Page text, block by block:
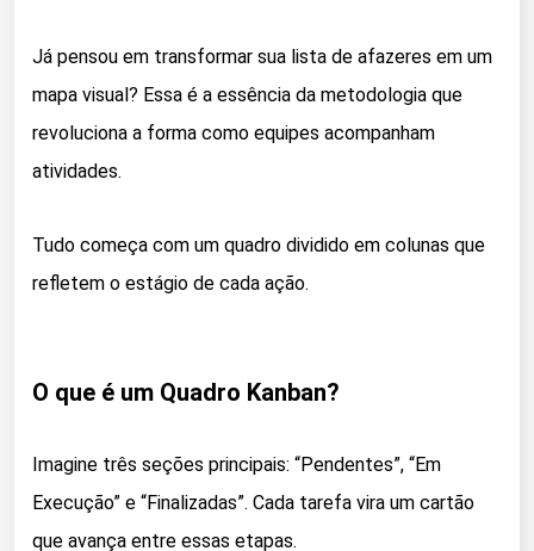
Já pensou em transformar sua lista de afazeres em um
mapa visual? Essa é a essência da metodologia que
revoluciona a forma como equipes acompanham
atividades.
Tudo começa com um quadro dividido em colunas que
refletem o estágio de cada ação.
O que é um Quadro Kanban?
Imagine três seções principais: “Pendentes”, “Em
Execução” e “Finalizadas”. Cada tarefa vira um cartão
que avança entre essas etapas.